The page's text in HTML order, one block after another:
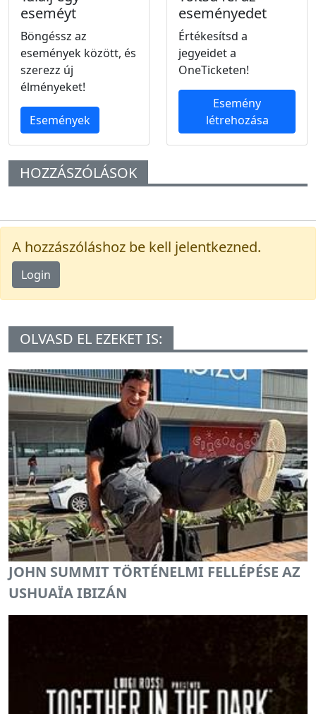
eseméyt
Böngéssz az
események között, és
szerezz új
élményeket!
Események
eseményedet
Értékesítsd a
jegyeidet a
OneTicketen!
Esemény
létrehozása
HOZZÁSZÓLÁSOK
A hozzászóláshoz be kell jelentkezned.
Login
OLVASD EL EZEKET IS:
JOHN SUMMIT TÖRTÉNELMI FELLÉPÉSE AZ
USHUAÏA IBIZÁN